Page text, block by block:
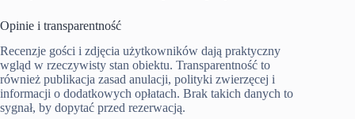
Opinie i transparentność
Recenzje gości i zdjęcia użytkowników dają praktyczny
wgląd w rzeczywisty stan obiektu. Transparentność to
również publikacja zasad anulacji, polityki zwierzęcej i
informacji o dodatkowych opłatach. Brak takich danych to
sygnał, by dopytać przed rezerwacją.